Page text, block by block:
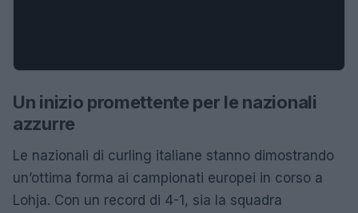
Un inizio promettente per le nazionali
azzurre
Le nazionali di curling italiane stanno dimostrando
un’ottima forma ai campionati europei in corso a
Lohja. Con un record di 4-1, sia la squadra